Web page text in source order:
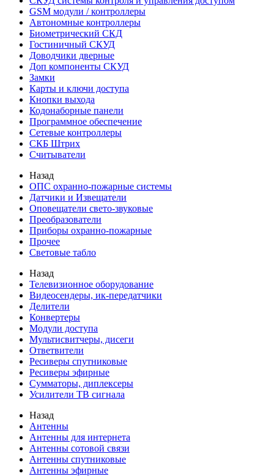
GSM модули / контроллеры
Автономные контроллеры
Биометрический СКД
Гостиничный СКУД
Доводчики дверные
Доп компоненты СКУД
Замки
Карты и ключи доступа
Кнопки выхода
Кодонаборные панели
Программное обеспечение
Сетевые контроллеры
СКБ Штрих
Считыватели
Назад
ОПС охранно-пожарные системы
Датчики и Извещатели
Оповещатели свето-звуковые
Преобразователи
Приборы охранно-пожарные
Прочее
Световые табло
Назад
Телевизионное оборудование
Видеосендеры, ик-передатчики
Делители
Конвертеры
Модули доступа
Мультисвитчеры, дисеги
Ответвители
Ресиверы спутниковые
Ресиверы эфирные
Сумматоры, диплексеры
Усилители ТВ сигнала
Назад
Антенны
Антенны для интернета
Антенны сотовой связи
Антенны спутниковые
Антенны эфирные